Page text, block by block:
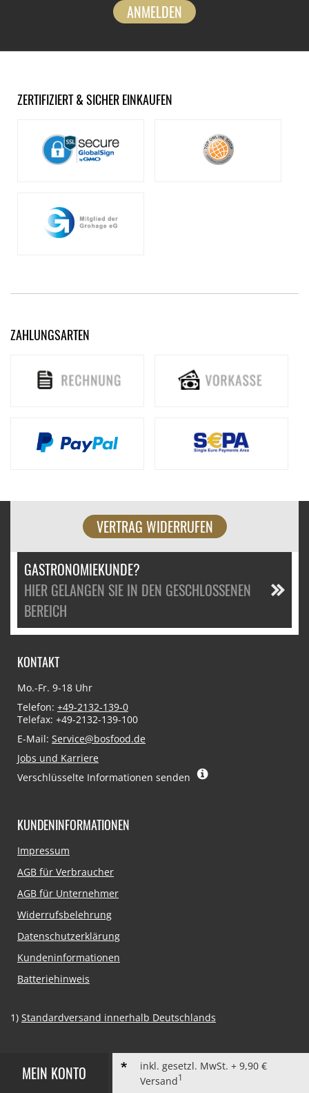
ANMELDEN
ZERTIFIZIERT & SICHER EINKAUFEN
ZAHLUNGSARTEN
VERTRAG WIDERRUFEN
GASTRONOMIEKUNDE?
HIER GELANGEN SIE IN DEN GESCHLOSSENEN
BEREICH
MEIN KONTO
inkl. gesetzl. MwSt. + 9,90 €
Versand1
KONTAKT
Mo.-Fr. 9-18 Uhr
Telefon: +49-2132-139-0
Telefax: +49-2132-139-100
E-Mail: Service@bosfood.de
Jobs und Karriere
Verschlüsselte Informationen senden
KUNDENINFORMATIONEN
Navigation
Impressum
AGB für Verbraucher
AGB für Unternehmer
Widerrufsbelehrung
Datenschutzerklärung
Kundeninformationen
Batteriehinweis
1) Standardversand innerhalb Deutschlands